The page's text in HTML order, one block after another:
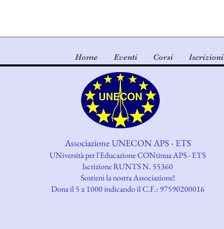
Home Eventi Corsi Iscrizioni
Associazione UNECON APS - ETS
UNiversità per l'Educazione CONtinua APS - ETS
Iscrizione RUNTS N. 55360
​Sostieni la nostra Associazione!
Dona il 5 x 1000 indicando il C.F.: 97590200016